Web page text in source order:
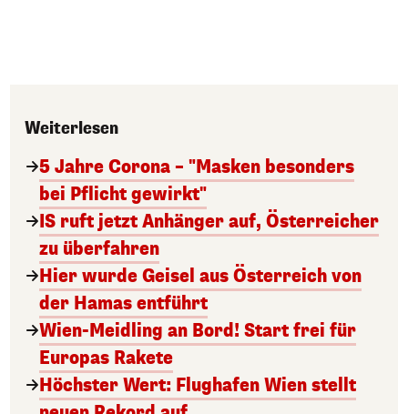
Weiterlesen
5 Jahre Corona – "Masken besonders
bei Pflicht gewirkt"
IS ruft jetzt Anhänger auf, Österreicher
zu überfahren
Hier wurde Geisel aus Österreich von
der Hamas entführt
Wien-Meidling an Bord! Start frei für
Europas Rakete
Höchster Wert: Flughafen Wien stellt